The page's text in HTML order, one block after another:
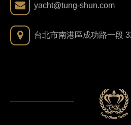
yacht@tung-shun.com
台北市南港區成功路一段